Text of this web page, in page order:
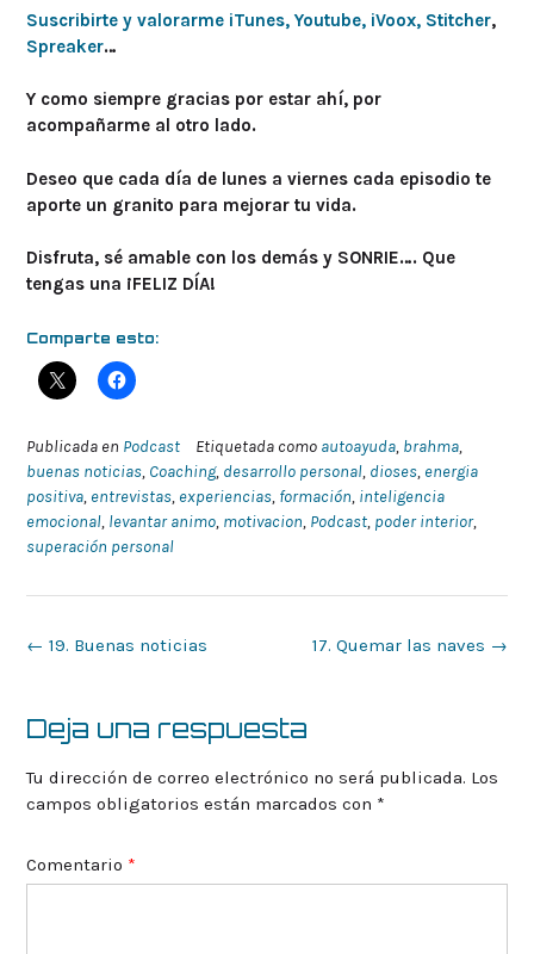
Suscribirte y valorarme iTunes, Youtube, iVoox, Stitcher,
Spreaker…
Y como siempre gracias por estar ahí, por
acompañarme al otro lado.
Deseo que cada día de lunes a viernes cada episodio te
aporte un granito para mejorar tu vida.
Disfruta, sé amable con los demás y SONRIE…. Que
tengas una ¡FELIZ DÍA!
Comparte esto:
Publicada en Podcast Etiquetada como autoayuda, brahma,
buenas noticias, Coaching, desarrollo personal, dioses, energia
positiva, entrevistas, experiencias, formación, inteligencia
emocional, levantar animo, motivacion, Podcast, poder interior,
superación personal
Navegación
entrada
17. Quemar las naves →
← 19. Buenas noticias
Deja una respuesta
Tu dirección de correo electrónico no será publicada. Los
campos obligatorios están marcados con *
Comentario *